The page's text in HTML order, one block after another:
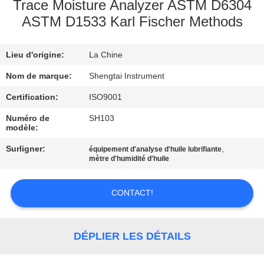
CONTRÔLE
QUALITÉ
CONTACTEZ-
NOUS
DEMANDEZ
UNE
CITATION
Trace Moisture Analyzer ASTM D6304
ASTM D1533 Karl Fischer Methods
Lieu d'origine: La Chine
Nom de marque: Shengtai Instrument
Certification: ISO9001
Numéro de
modèle:
SH103
Surligner: équipement d'analyse d'huile lubrifiante,
mètre d'humidité d'huile
CONTACT!
DÉPLIER LES DÉTAILS